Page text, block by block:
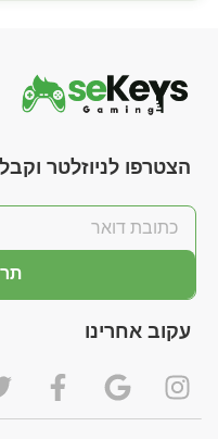
הצטרפו לניוזלטר
עקוב אחרינו